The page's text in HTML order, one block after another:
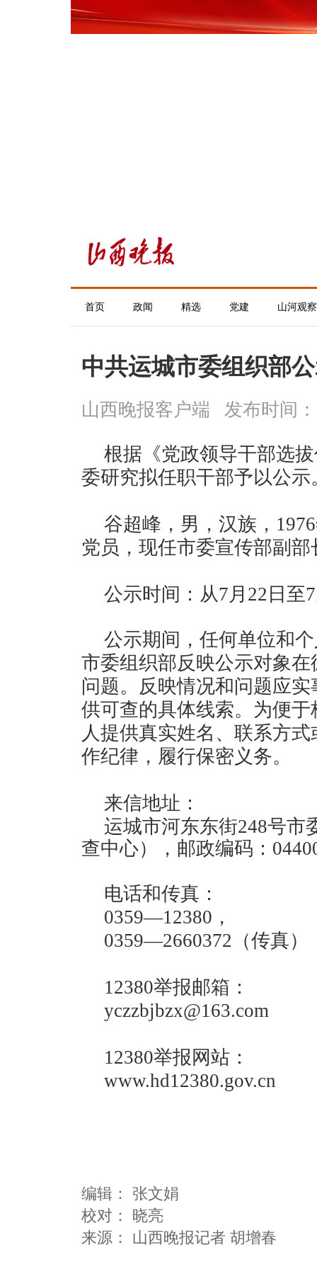
首页 政闻 精选 党建 山河观察
中共运城市委组织部
山西晚报客户端 发布时间：
根据《党政领导干部选
委研究拟任职干部予以公示
谷超峰，男，汉族，
党员，现任市委宣传部
公示时间：从7月22日至
公示期间，任何单位和
市委组织部反映公示对象
问题。反映情况和问题应
供可查的具体线索。为便
人提供真实姓名、联系方
作纪律，履行保密义务。
来信地址：
运城市河东东街248号市
查中心），邮政编码：
电话和传真：
0359—12380，
0359—2660372（传真）
12380举报邮箱：
yczzbjbzx@163.com
12380举报网站：
编辑： 张文娟
校对： 晓亮